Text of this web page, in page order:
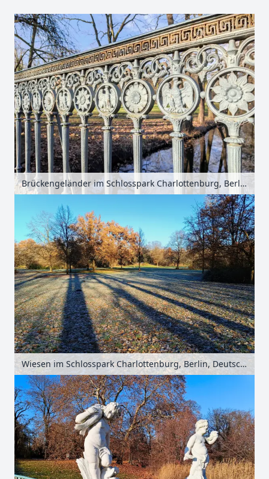
+
−
Brückengeländer im Schlosspark Charlottenburg, Berlin, Deutschland
Wiesen im Schlosspark Charlottenburg, Berlin, Deutschland